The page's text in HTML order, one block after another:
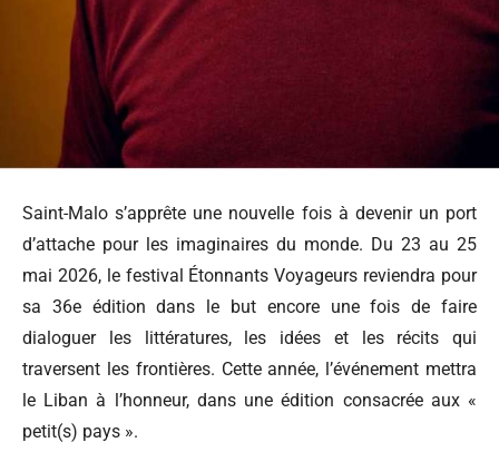
Saint-Malo s’apprête une nouvelle fois à devenir un port
d’attache pour les imaginaires du monde. Du 23 au 25
mai 2026, le festival Étonnants Voyageurs reviendra pour
sa 36e édition dans le but encore une fois de faire
dialoguer les littératures, les idées et les récits qui
traversent les frontières. Cette année, l’événement mettra
le Liban à l’honneur, dans une édition consacrée aux «
petit(s) pays ».